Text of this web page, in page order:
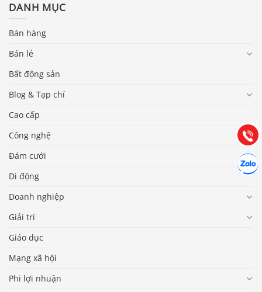
DANH MỤC
Bán hàng
Bán lẻ
Bất động sản
Blog & Tạp chí
Cao cấp
Công nghệ
Đám cưới
Di động
Doanh nghiệp
Giải trí
Giáo dục
Mạng xã hội
Phi lợi nhuận
Gọi
(028) 22.166.144
Chát